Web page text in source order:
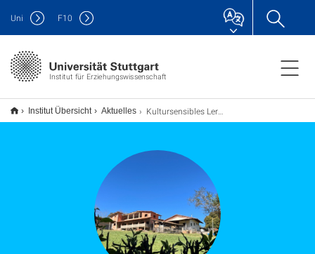
Institut für Erziehungswissenschaft
Uni F10
Institut Übersicht Aktuelles Kultursensibles Lernen: Entwicklung eines Mentoringkonzepts für Indigene in Brasilien